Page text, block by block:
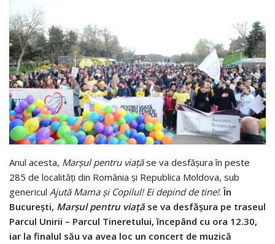
Anul acesta, Marșul pentru viațăse va desfășura în peste
285 de localități din România și Republica Moldova, sub
genericul Ajută Mama și Copilul! Ei depind de tine!.În
București, Marșul pentru viață se va desfășura pe traseul
Parcul Unirii – Parcul Tineretului, începând cu ora 12.30,
iar la finalul său va avea loc un concert de muzică